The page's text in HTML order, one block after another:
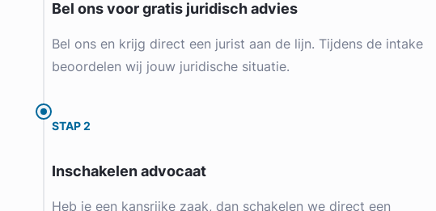
Bel ons voor gratis juridisch advies
Bel ons en krijg direct een jurist aan de lijn. Tijdens de intake
beoordelen wij jouw juridische situatie.
STAP 2
Inschakelen advocaat
Heb je een kansrijke zaak, dan schakelen we direct een